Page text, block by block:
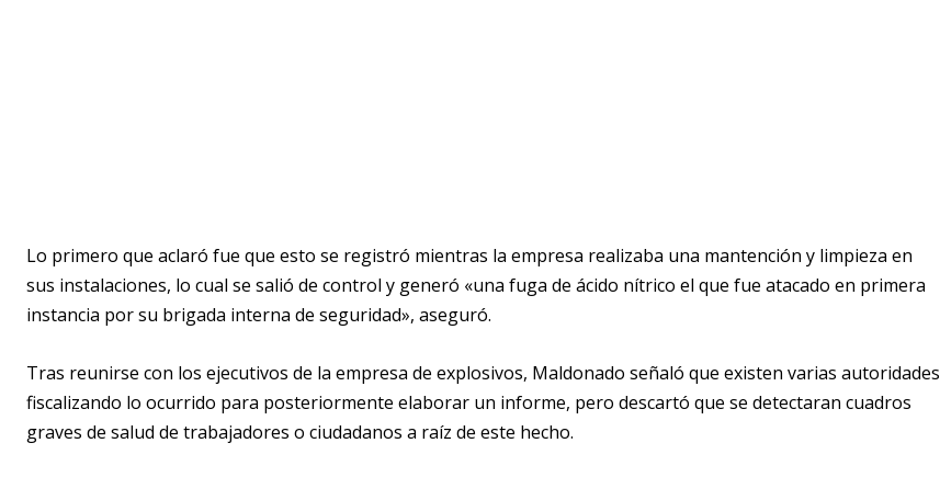
Lo primero que aclaró fue que esto se registró mientras la empresa realizaba una mantención y limpieza en
sus instalaciones, lo cual se salió de control y generó «una fuga de ácido nítrico el que fue atacado en primera
instancia por su brigada interna de seguridad», aseguró.
Tras reunirse con los ejecutivos de la empresa de explosivos, Maldonado señaló que existen varias autoridades
fiscalizando lo ocurrido para posteriormente elaborar un informe, pero descartó que se detectaran cuadros
graves de salud de trabajadores o ciudadanos a raíz de este hecho.